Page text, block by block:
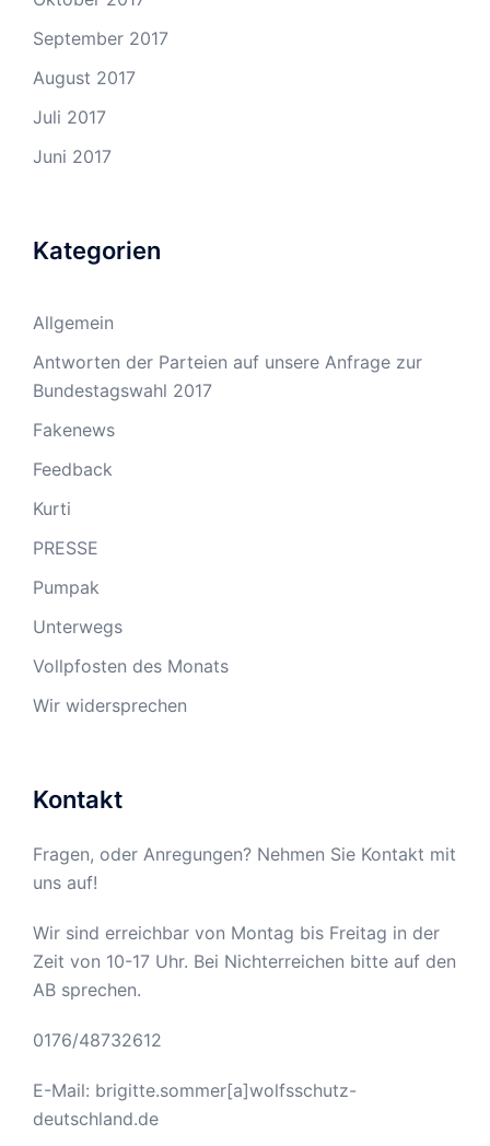
September 2017
August 2017
Juli 2017
Juni 2017
Kategorien
Allgemein
Antworten der Parteien auf unsere Anfrage zur
Bundestagswahl 2017
Fakenews
Feedback
Kurti
PRESSE
Pumpak
Unterwegs
Vollpfosten des Monats
Wir widersprechen
Kontakt
Fragen, oder Anregungen? Nehmen Sie Kontakt mit
uns auf!
Wir sind erreichbar von Montag bis Freitag in der
Zeit von 10-17 Uhr. Bei Nichterreichen bitte auf den
AB sprechen.
0176/48732612
E-Mail: brigitte.sommer[a]wolfsschutz-
deutschland.de